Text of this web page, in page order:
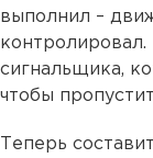
выполнил –
контролировал.
сигнальщика,
чтобы
Теперь